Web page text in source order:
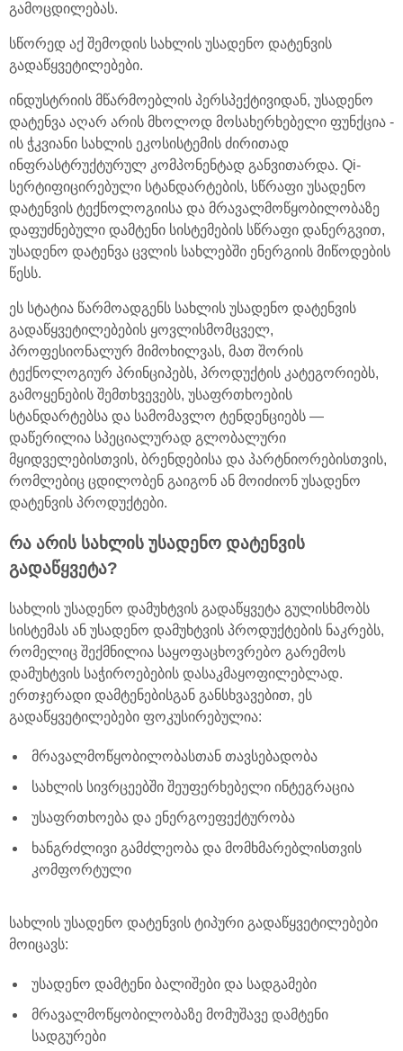
გამოცდილებას.
სწორედ აქ შემოდის სახლის უსადენო დატენვის
გადაწყვეტილებები.
ინდუსტრიის მწარმოებლის პერსპექტივიდან, უსადენო
დატენვა აღარ არის მხოლოდ მოსახერხებელი ფუნქცია -
ის ჭკვიანი სახლის ეკოსისტემის ძირითად
ინფრასტრუქტურულ კომპონენტად განვითარდა. Qi-
სერტიფიცირებული სტანდარტების, სწრაფი უსადენო
დატენვის ტექნოლოგიისა და მრავალმოწყობილობაზე
დაფუძნებული დამტენი სისტემების სწრაფი დანერგვით,
უსადენო დატენვა ცვლის სახლებში ენერგიის მიწოდების
წესს.
ეს სტატია წარმოადგენს სახლის უსადენო დატენვის
გადაწყვეტილებების ყოვლისმომცველ,
პროფესიონალურ მიმოხილვას, მათ შორის
ტექნოლოგიურ პრინციპებს, პროდუქტის კატეგორიებს,
გამოყენების შემთხვევებს, უსაფრთხოების
სტანდარტებსა და სამომავლო ტენდენციებს —
დაწერილია სპეციალურად გლობალური
მყიდველებისთვის, ბრენდებისა და პარტნიორებისთვის,
რომლებიც ცდილობენ გაიგონ ან მოიძიონ უსადენო
დატენვის პროდუქტები.
რა არის სახლის უსადენო დატენვის
გადაწყვეტა?
სახლის უსადენო დამუხტვის გადაწყვეტა გულისხმობს
სისტემას ან უსადენო დამუხტვის პროდუქტების ნაკრებს,
რომელიც შექმნილია საყოფაცხოვრებო გარემოს
დამუხტვის საჭიროებების დასაკმაყოფილებლად.
ერთჯერადი დამტენებისგან განსხვავებით, ეს
გადაწყვეტილებები ფოკუსირებულია:
მრავალმოწყობილობასთან თავსებადობა
სახლის სივრცეებში შეუფერხებელი ინტეგრაცია
უსაფრთხოება და ენერგოეფექტურობა
ხანგრძლივი გამძლეობა და მომხმარებლისთვის
კომფორტული
სახლის უსადენო დატენვის ტიპური გადაწყვეტილებები
მოიცავს:
უსადენო დამტენი ბალიშები და სადგამები
მრავალმოწყობილობაზე მომუშავე დამტენი
სადგურები